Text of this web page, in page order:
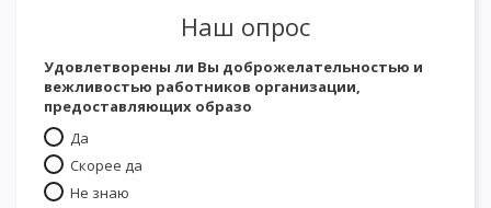
Наш опрос
Удовлетворены ли Вы доброжелательностью и
вежливостью работников организации,
предоставляющих образо
Да
Скорее да
Не знаю